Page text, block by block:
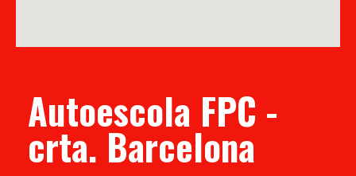
Autoescola FPC -
crta. Barcelona